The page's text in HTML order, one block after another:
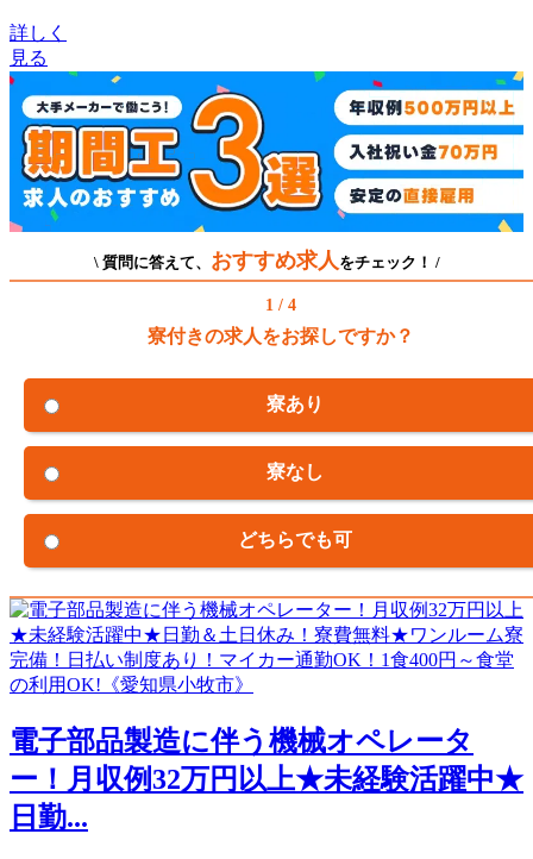
詳しく
見る
\ 質問に答えて、 おすすめ求人 をチェック！ /
1 / 4
寮付きの求人をお探しですか？
寮あり
寮なし
どちらでも可
電子部品製造に伴う機械オペレータ
ー！月収例32万円以上★未経験活躍中★
日勤...